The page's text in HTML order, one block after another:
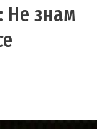
Не знам